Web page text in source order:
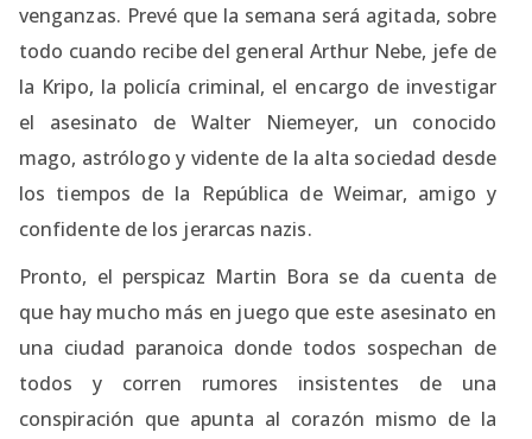
venganzas. Prevé que la semana será agitada, sobre
todo cuando recibe del general Arthur Nebe, jefe de
la Kripo, la policía criminal, el encargo de investigar
el asesinato de Walter Niemeyer, un conocido
mago, astrólogo y vidente de la alta sociedad desde
los tiempos de la República de Weimar, amigo y
confidente de los jerarcas nazis.
Pronto, el perspicaz Martin Bora se da cuenta de
que hay mucho más en juego que este asesinato en
una ciudad paranoica donde todos sospechan de
todos y corren rumores insistentes de una
conspiración que apunta al corazón mismo de la